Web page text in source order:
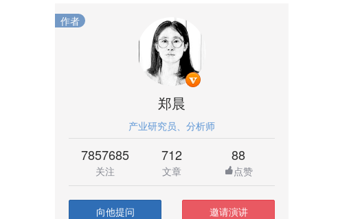
作者
郑晨
产业研究员、分析师
7857685
关注
712
文章
88
点赞
向他提问 邀请演讲